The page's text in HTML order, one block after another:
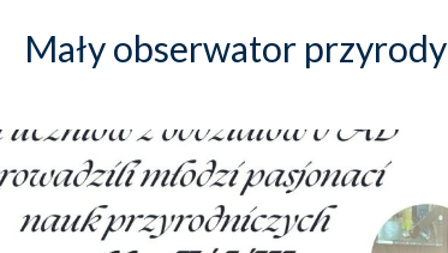
Mały obserwator przyrody